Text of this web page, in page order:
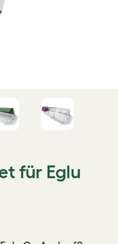
für Eglu